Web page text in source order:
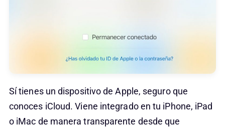
Sí tienes un dispositivo de Apple, seguro que
conoces iCloud. Viene integrado en tu iPhone, iPad
o iMac de manera transparente desde que